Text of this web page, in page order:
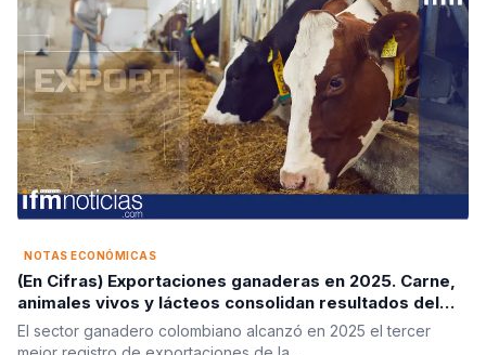
NOTAS ECONÓMICAS
(En Cifras) Exportaciones ganaderas en 2025. Carne,
animales vivos y lácteos consolidan resultados del
sector
El sector ganadero colombiano alcanzó en 2025 el tercer